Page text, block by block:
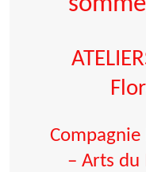
Compagnie
– Arts du